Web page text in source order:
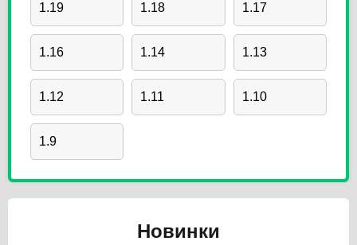
1.19 1.18 1.17
1.16 1.14 1.13
1.12 1.11 1.10
1.9
Новинки